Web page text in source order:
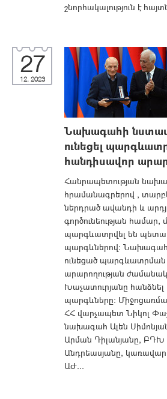
շնորհակալություն է
27
12, 2023
Նախագահի
ունեցել
հանդիսավոր
Հանրապետության
հրամանագրերով ,
ներդրած ավանդի և
գործունեության համար,
պարգևատրվել են
պարգևներով:
ունեցած
արարողության
Խաչատուրյանը
պարգևները:
ՀՀ վարչապետ Նիկոլ
նախագահ Ալեն
Արման Դիլանյանը,
Անդրեասյանը,
ԱԺ...